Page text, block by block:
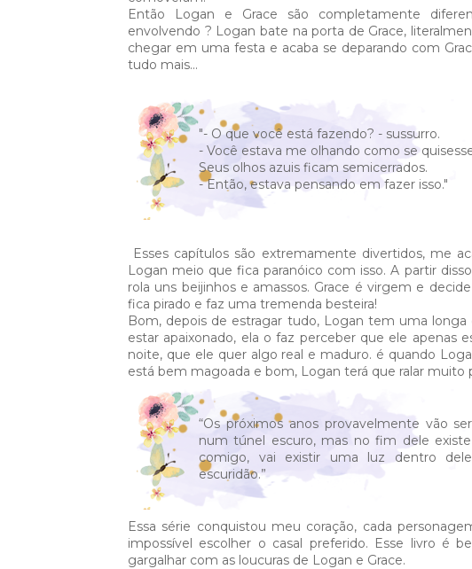
Então Logan e Grace são completamente
envolvendo ? Logan bate na porta de Grace,
chegar em uma festa e acaba se deparando com
tudo mais...
"- O que você está fazendo? - sussurro.
- Você estava me olhando como se
Seus olhos azuis ficam semicerrados.
- Então, estava pensando em fazer isso."
Esses capítulos são extremamente divertidos, me
Logan meio que fica paranóico com isso. A partir
rola uns beijinhos e amassos. Grace é virgem e
fica pirado e faz uma tremenda besteira!
Bom, depois de estragar tudo, Logan tem uma
estar apaixonado, ela o faz perceber que ele apenas
noite, que ele quer algo real e maduro. é quando
está bem magoada e bom, Logan terá que ralar muito
“Os próximos anos provavelmente vão
num túnel escuro, mas no fim dele
comigo, vai existir uma luz dentro
escuridão.”
Essa série conquistou meu coração, cada
impossível escolher o casal preferido. Esse livro é
gargalhar com as loucuras de Logan e Grace.